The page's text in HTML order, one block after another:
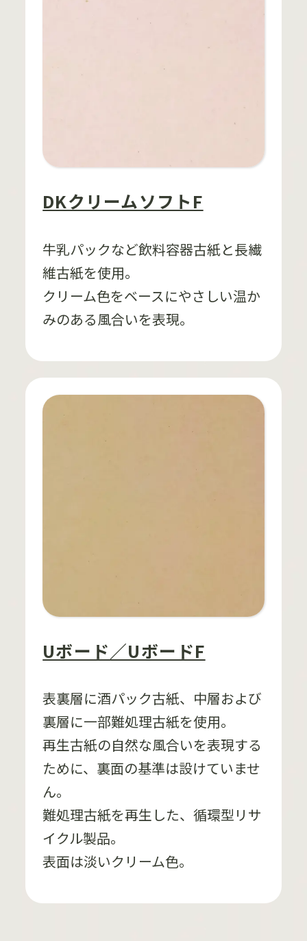
DKクリームソフトF
牛乳パックなど飲料容器古紙と長繊
維古紙を使用。
クリーム色をベースにやさしい温か
みのある風合いを表現。
Uボード／UボードF
表裏層に酒パック古紙、中層および
裏層に一部難処理古紙を使用。
再生古紙の自然な風合いを表現する
ために、裏面の基準は設けていませ
ん。
難処理古紙を再生した、循環型リサ
イクル製品。
表面は淡いクリーム色。